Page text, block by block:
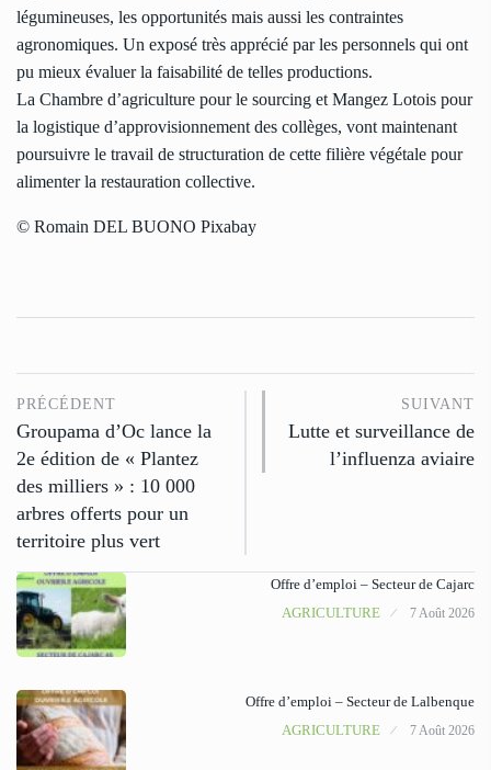
légumineuses, les opportunités mais aussi les contraintes
agronomiques. Un exposé très apprécié par les personnels qui ont
pu mieux évaluer la faisabilité de telles productions.
La Chambre d’agriculture pour le sourcing et Mangez Lotois pour
la logistique d’approvisionnement des collèges, vont maintenant
poursuivre le travail de structuration de cette filière végétale pour
alimenter la restauration collective.
© Romain DEL BUONO Pixabay
PRÉCÉDENT
Groupama d’Oc lance la
2e édition de « Plantez
des milliers » : 10 000
arbres offerts pour un
territoire plus vert
SUIVANT
Lutte et surveillance de
l’influenza aviaire
Offre d’emploi – Secteur de Cajarc
AGRICULTURE
7 Août 2026
Offre d’emploi – Secteur de Lalbenque
AGRICULTURE
7 Août 2026